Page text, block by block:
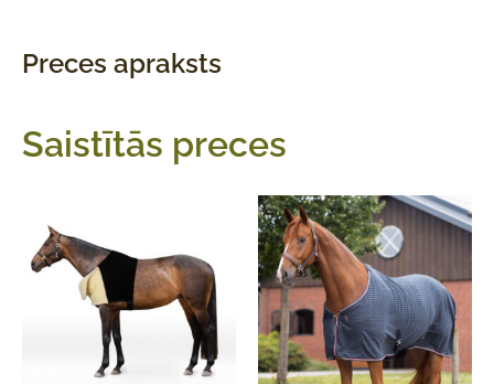
Preces apraksts
Saistītās preces